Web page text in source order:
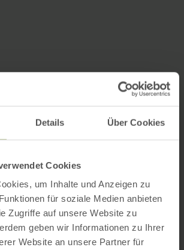
Details Über Cookies
Cookies
um Inhalte und Anzeigen zu
für soziale Medien anbieten
Zugriffe auf unsere Website zu
geben wir Informationen zu Ihrer
Website an unsere Partner für